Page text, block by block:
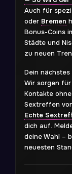
Auch für
oder Bremen
Bonus-Coins
Städte und
zu neuen
Dein
Wir sorgen
Kontakte
Sextreffen
Echte
dich auf.
deine Wahl –
neuesten